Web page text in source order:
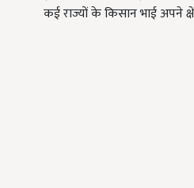
कई राज्यों के किसान भाई अपने